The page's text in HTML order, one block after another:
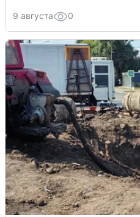
9 августа 0